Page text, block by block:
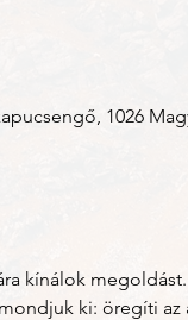
1026
kínálok megoldást.
ki: öregíti az